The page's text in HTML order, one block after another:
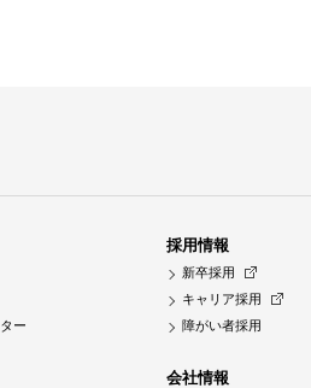
ー
採用情報
新卒採用
キャリア採用
障がい者採用
会社情報